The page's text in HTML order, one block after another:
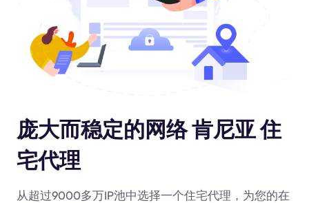
庞大而稳定的网络 肯尼亚 住
宅代理
从超过9000多万IP池中选择一个住宅代理，为您的在